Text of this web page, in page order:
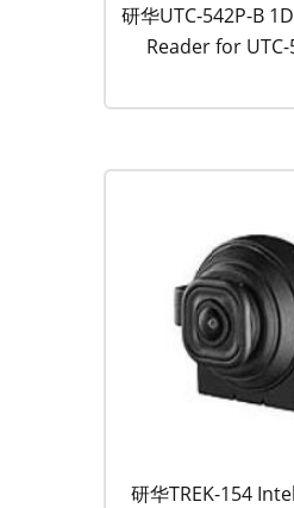
研华UTC-542P-B
Reader for
研华TREK-154